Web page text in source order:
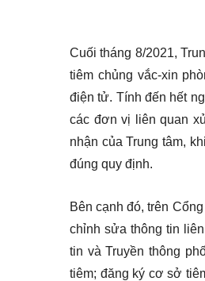
Cuối tháng 8/2021,
tiêm chủng vắc-xin
điện tử. Tính đến hết
các đơn vị liên quan
nhận của Trung tâm,
đúng quy định.
Bên cạnh đó, trên
chỉnh sửa thông tin
tin và Truyền thông
tiêm; đăng ký cơ sở